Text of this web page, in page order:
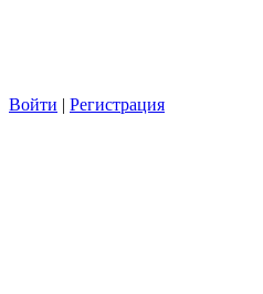
Войти | Регистрация